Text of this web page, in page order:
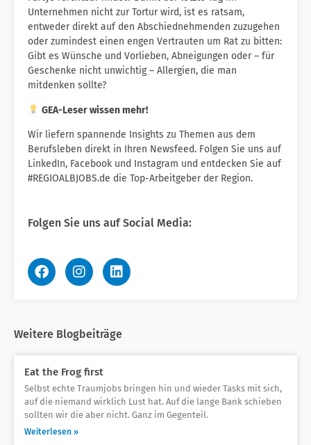
Unternehmen nicht zur Tortur wird, ist es ratsam,
entweder direkt auf den Abschiednehmenden zuzugehen
oder zumindest einen engen Vertrauten um Rat zu bitten:
Gibt es Wünsche und Vorlieben, Abneigungen oder – für
Geschenke nicht unwichtig – Allergien, die man
mitdenken sollte?
GEA-Leser wissen mehr!
Wir liefern spannende Insights zu Themen aus dem
Berufsleben direkt in Ihren Newsfeed. Folgen Sie uns auf
LinkedIn, Facebook und Instagram und entdecken Sie auf
#REGIOALBJOBS.de die Top-Arbeitgeber der Region.
Folgen Sie uns auf Social Media:
Weitere Blogbeiträge
Eat the Frog first
Selbst echte Traumjobs bringen hin und wieder Tasks mit sich,
auf die niemand wirklich Lust hat. Auf die lange Bank schieben
sollten wir die aber nicht. Ganz im Gegenteil.
Weiterlesen »